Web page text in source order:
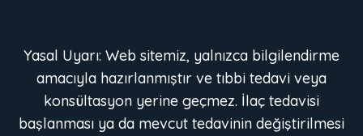
Yasal Uyarı: Web sitemiz, yalnızca bilgilendirme
amacıyla hazırlanmıştır ve tıbbi tedavi veya
konsültasyon yerine geçmez. İlaç tedavisi
başlanması ya da mevcut tedavinin değiştirilmesi